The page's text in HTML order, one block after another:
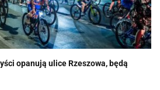
opanują ulice Rzeszowa, będą